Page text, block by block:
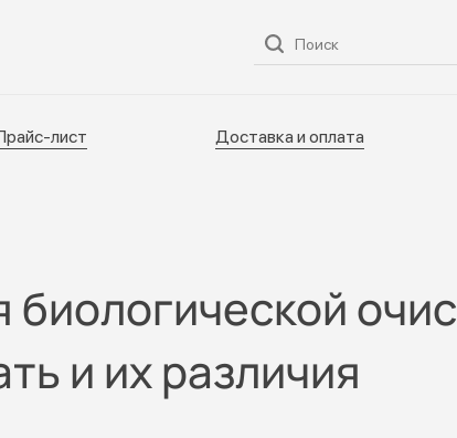
Доставка и оплата
лист Доставка и оплата
биологической
и их различия